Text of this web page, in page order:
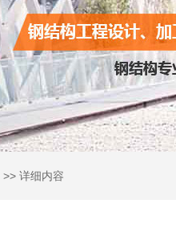
>> 详细内容